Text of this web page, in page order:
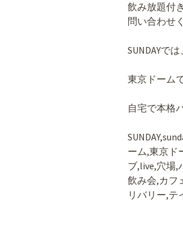
飲み放題付
問い合わせ
SUNDAYで
東京ドーム
自宅で本格
ーム,東京ド
ブ,live,穴場,
飲み会,カフ
リバリー,テ